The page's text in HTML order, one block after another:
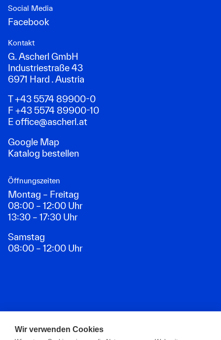
Social Media
Facebook
Kontakt
G. Ascherl GmbH
Industriestraße 43
6971 Hard . Austria
T +43 5574 89900-0
F +43 5574 89900-10
Eoffice@ascherl.at
Google Map
Katalog bestellen
Öffnungszeiten
Montag – Freitag
08:00 – 12:00 Uhr
13:30 – 17:30 Uhr
Samstag
08:00 – 12:00 Uhr
Zahlungsarten
Wir verwenden Cookies